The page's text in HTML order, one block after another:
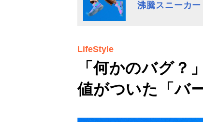
沸騰スニーカー
「何かのバグ
値がついた「バ
LifeStyle